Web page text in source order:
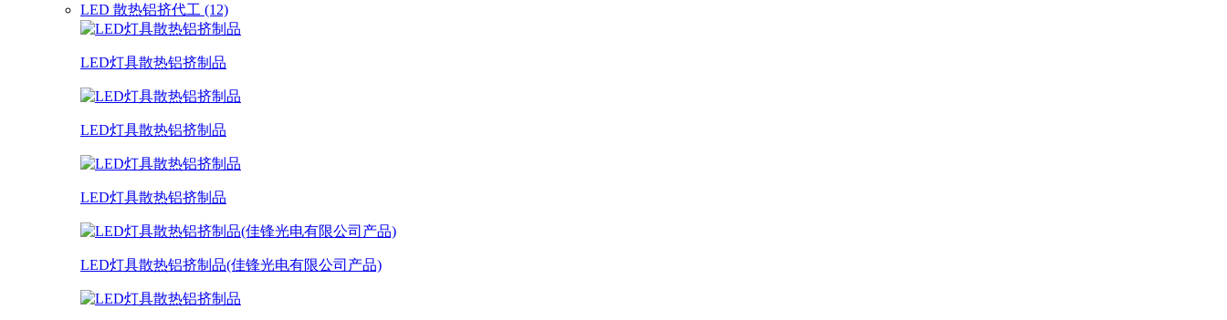
LED 散热铝挤代工 (12)
LED灯具散热铝挤制品
LED灯具散热铝挤制品
LED灯具散热铝挤制品
LED灯具散热铝挤制品(佳锋光电有限公司产品)